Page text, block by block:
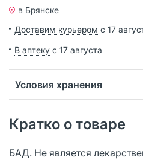
в Брянске
Доставим курьером с 17
В аптеку с 17 августа
Условия хранения
Кратко о товаре
БАД. Не является